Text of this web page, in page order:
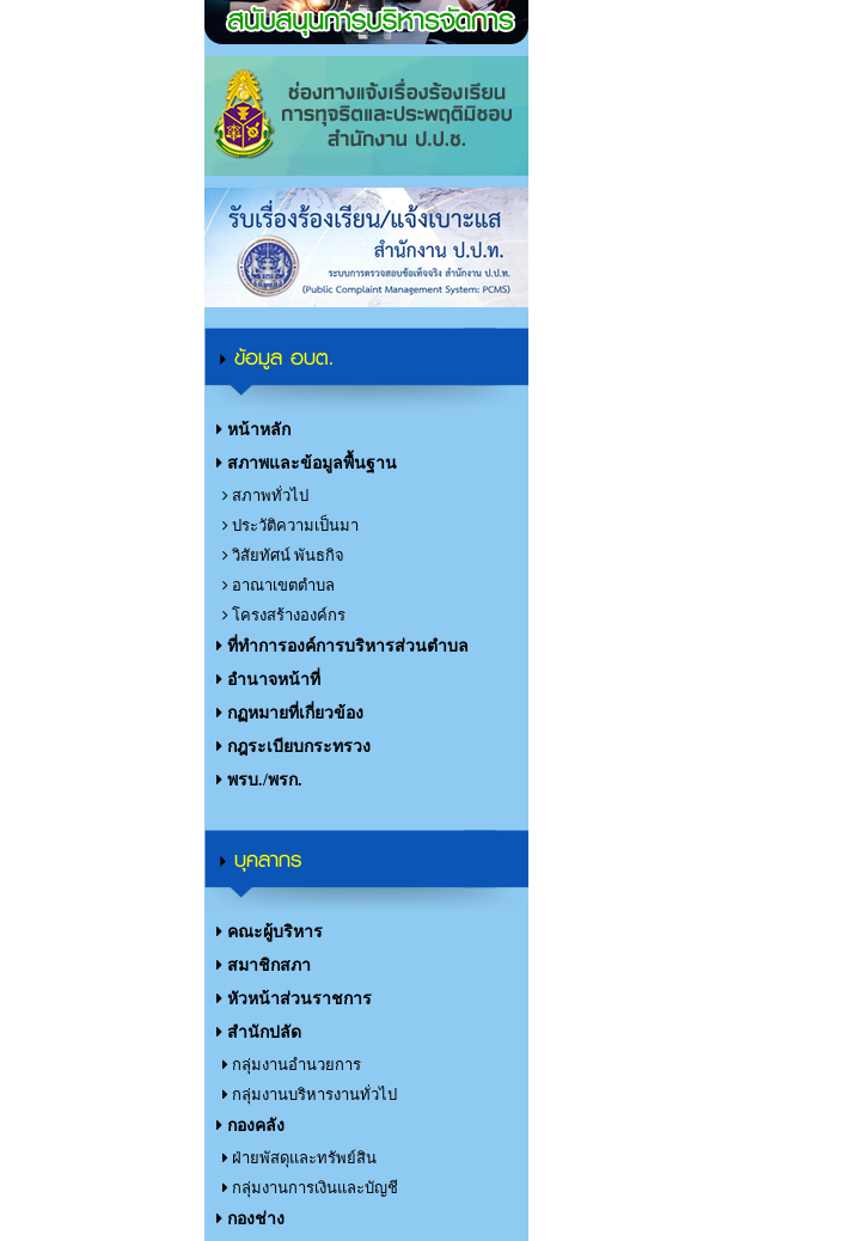
ข้อมูล อบต.
หน้าหลัก
สภาพและข้อมูลพื้นฐาน
สภาพทั่วไป
ประวัติความเป็นมา
วิสัยทัศน์ พันธกิจ
อาณาเขตตำบล
โครงสร้างองค์กร
ที่ทำการองค์การบริหารส่วนตำบล
อำนาจหน้าที่
กฏหมายที่เกี่ยวข้อง
กฎระเบียบกระทรวง
พรบ./พรก.
บุคลากร
คณะผู้บริหาร
สมาชิกสภา
หัวหน้าส่วนราชการ
สำนักปลัด
กลุ่มงานอำนวยการ
กลุ่มงานบริหารงานทั่วไป
กองคลัง
ฝ่ายพัสดุและทรัพย์สิน
กลุ่มงานการเงินและบัญชี
กองช่าง